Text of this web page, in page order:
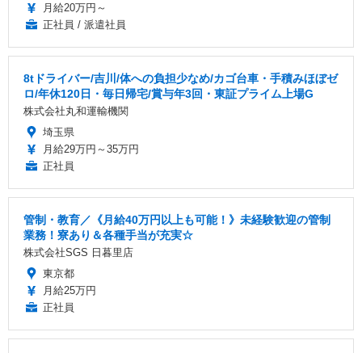
月給20万円～
正社員 / 派遣社員
8tドライバー/吉川/体への負担少なめ/カゴ台車・手積みほぼゼ
ロ/年休120日・毎日帰宅/賞与年3回・東証プライム上場G
株式会社丸和運輸機関
埼玉県
月給29万円～35万円
正社員
管制・教育／《月給40万円以上も可能！》未経験歓迎の管制
業務！寮あり＆各種手当が充実☆
株式会社SGS 日暮里店
東京都
月給25万円
正社員